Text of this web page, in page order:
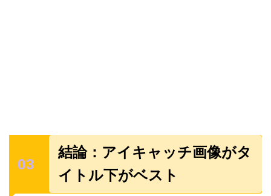
結論：アイキャッチ画像がタ
イトル下がベスト